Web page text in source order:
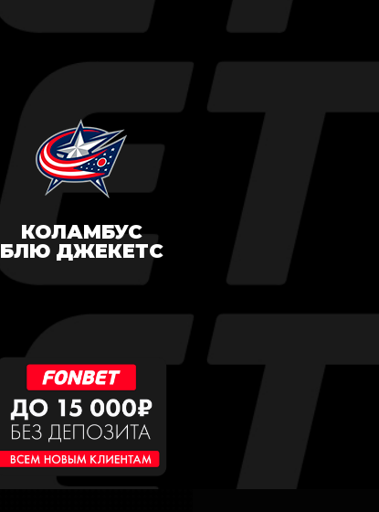
КОЛАМБУС
БЛЮ ДЖЕКЕТС